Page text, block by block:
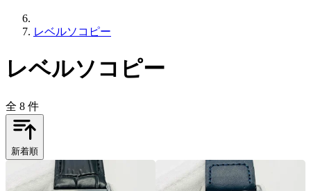
レベルソコピー
レベルソコピー
全 8 件
新着順